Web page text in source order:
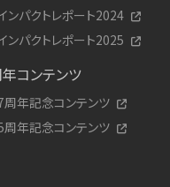
ンパクトレポート2024
ンパクトレポート2025
コンテンツ
周年記念コンテンツ
周年記念コンテンツ